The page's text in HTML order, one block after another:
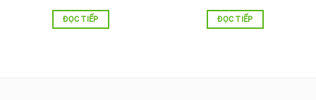
ĐỌC TIẾP ĐỌC TIẾP